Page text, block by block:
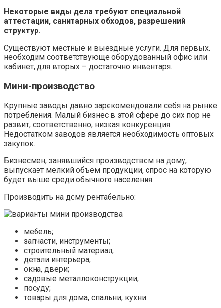
Некоторые виды дела требуют специальной
аттестации, санитарных обходов, разрешений
структур.
Существуют местные и выездные услуги. Для первых,
необходим соответствующе оборудованный офис или
кабинет, для вторых – достаточно инвентаря.
Мини-производство
Крупные заводы давно зарекомендовали себя на рынке
потребления. Малый бизнес в этой сфере до сих пор не
развит, соответственно, низкая конкуренция.
Недостатком заводов является необходимость оптовых
закупок.
Бизнесмен, занявшийся производством на дому,
выпускает мелкий объём продукции, спрос на которую
будет выше среди обычного населения.
Производить на дому рентабельно:
мебель;
запчасти, инструменты;
строительный материал;
детали интерьера;
окна, двери;
садовые металлоконструкции;
посуду;
товары для дома, спальни, кухни.